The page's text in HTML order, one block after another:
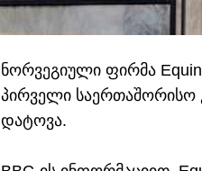
ნორვეგიული ფირმა
პირველი საერთაშორისო
დატოვა.